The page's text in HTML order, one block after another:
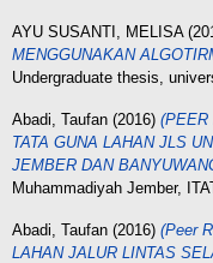
AYU SUSANTI, MELISA
MENGGUNAKAN
Undergraduate thesis,
Abadi, Taufan (2016) (PEER
TATA GUNA LAHAN JLS
JEMBER DAN
Muhammadiyah Jember,
Abadi, Taufan (2016) (Peer
LAHAN JALUR LINTAS